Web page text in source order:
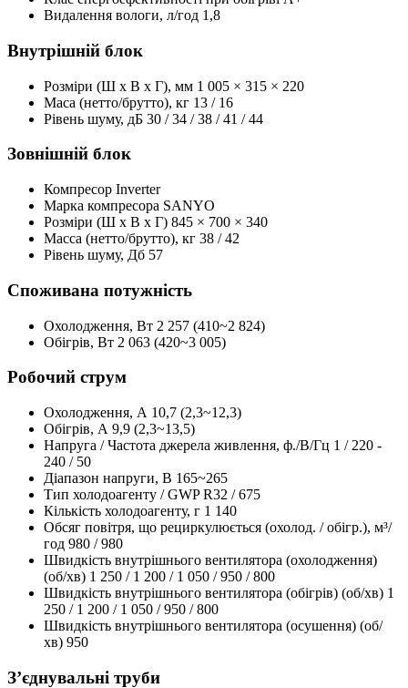
Видалення вологи, л/год 1,8
Внутрішній блок
Розміри (Ш x В x Г), мм 1 005 × 315 × 220
Маса (нетто/брутто), кг 13 / 16
Рівень шуму, дБ 30 / 34 / 38 / 41 / 44
Зовнішній блок
Компресор Inverter
Марка компресора SANYO
Розміри (Ш x В x Г) 845 × 700 × 340
Масса (нетто/брутто), кг 38 / 42
Рівень шуму, Дб 57
Споживана потужність
Охолодження, Вт 2 257 (410~2 824)
Обігрів, Вт 2 063 (420~3 005)
Робочий струм
Охолодження, А 10,7 (2,3~12,3)
Обігрів, А 9,9 (2,3~13,5)
Напруга / Частота джерела живлення, ф./В/Гц 1 / 220 -
240 / 50
Діапазон напруги, В 165~265
Тип холодоагенту / GWPR32 / 675
Кількість холодоагенту, г 1 140
Обсяг повітря, що рециркулюється (охолод. / обігр.), м³/
год 980 / 980
Швидкість внутрішнього вентилятора (охолодження)
(об/хв) 1 250 / 1 200 / 1 050 / 950 / 800
Швидкість внутрішнього вентилятора (обігрів) (об/хв) 1
250 / 1 200 / 1 050 / 950 / 800
Швидкість внутрішнього вентилятора (осушення) (об/
хв) 950
З’єднувальні труби